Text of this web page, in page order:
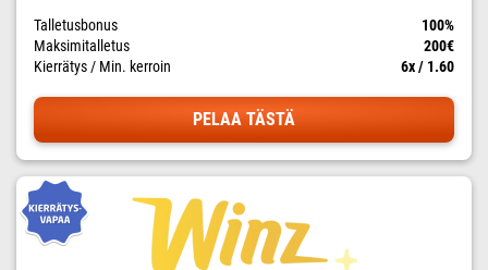
Talletusbonus
100%
Maksimitalletus
200€
Kierrätys / Min. kerroin
6x / 1.60
PELAA TÄSTÄ